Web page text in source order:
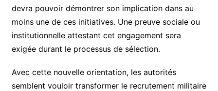
devra pouvoir démontrer son implication dans au
moins une de ces initiatives. Une preuve sociale ou
institutionnelle attestant cet engagement sera
exigée durant le processus de sélection.
Avec cette nouvelle orientation, les autorités
semblent vouloir transformer le recrutement militaire